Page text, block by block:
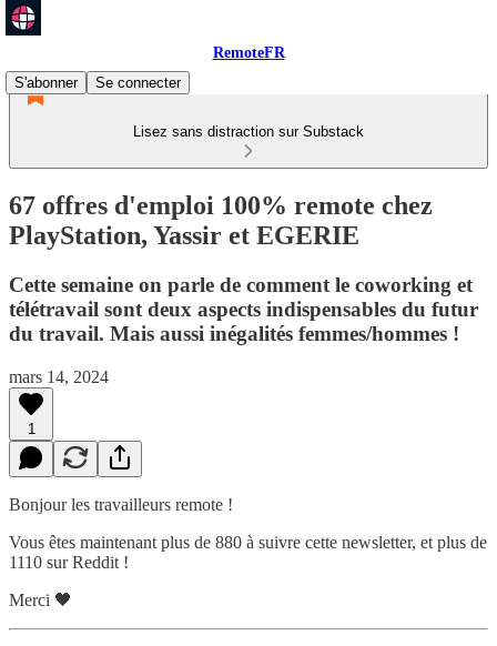
RemoteFR
S'abonner
Se connecter
Lisez sans distraction sur Substack
67 offres d'emploi 100% remote chez
PlayStation, Yassir et EGERIE
Cette semaine on parle de comment le coworking et
télétravail sont deux aspects indispensables du futur
du travail. Mais aussi inégalités femmes/hommes !
mars 14, 2024
1
Bonjour les travailleurs remote !
Vous êtes maintenant plus de 880 à suivre cette newsletter, et plus de
1110 sur Reddit !
Merci 🖤